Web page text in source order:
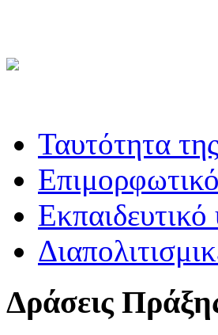
Ταυτότητα
Εκπαιδευτικό
Δράσεις